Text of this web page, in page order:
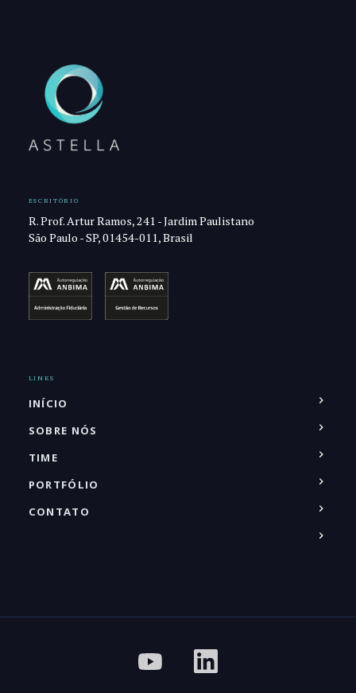
ESCRITÓRIO
R. Prof. Artur Ramos, 241 - Jardim Paulistano
São Paulo - SP, 01454-011, Brasil
LINKS
INÍCIO
SOBRE NÓS
TIME
PORTFÓLIO
CONTATO